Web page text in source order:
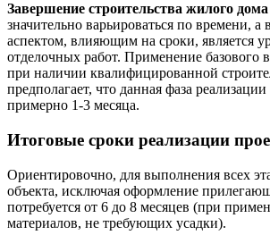
Завершение строительства жилого
значительно варьироваться по времени,
аспектом, влияющим на сроки, является
отделочных работ. Применение базового
при наличии квалифицированной
предполагает, что данная фаза
примерно 1-3 месяца.
Итоговые сроки реализации
Ориентировочно, для выполнения всех
объекта, исключая оформление
потребуется от 6 до 8 месяцев (при
материалов, не требующих усадки).